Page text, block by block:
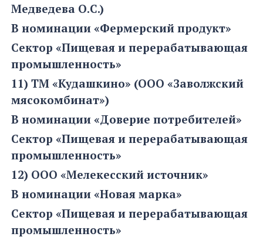
Медведева О.С.)
В номинации «Фермерский продукт»
Сектор «Пищевая и перерабатывающая
промышленность»
11) ТМ «Кудашкино» (ООО «Заволжский
мясокомбинат»)
В номинации «Доверие потребителей»
Сектор «Пищевая и перерабатывающая
промышленность»
12) ООО «Мелекесский источник»
В номинации «Новая марка»
Сектор «Пищевая и перерабатывающая
промышленность»